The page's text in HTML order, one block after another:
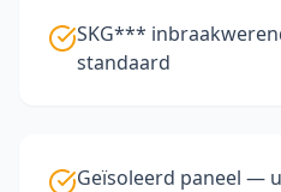
SKG***
standaard
Geïsoleerd paneel —